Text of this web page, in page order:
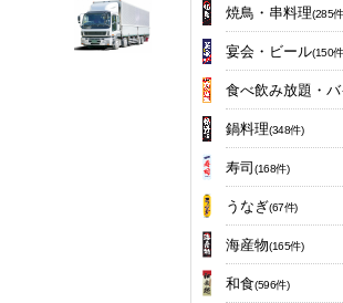
焼鳥・串料理(285
宴会・ビール(150
食べ飲み放題・
鍋料理(348件)
寿司 (168件)
うなぎ(67件)
海産物(165件)
和食(596件)